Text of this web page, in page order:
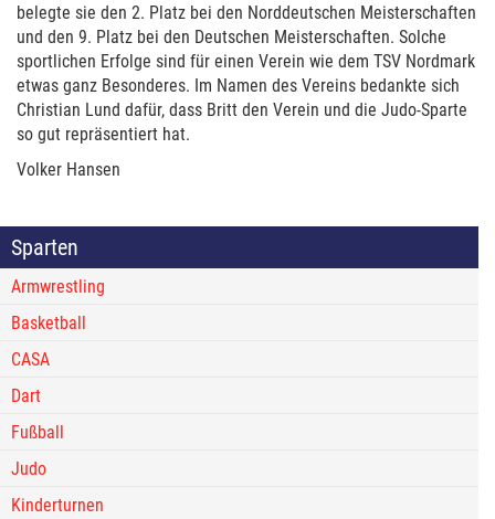
belegte sie den 2. Platz bei den Norddeutschen Meisterschaften
und den 9. Platz bei den Deutschen Meisterschaften. Solche
sportlichen Erfolge sind für einen Verein wie dem TSV Nordmark
etwas ganz Besonderes. Im Namen des Vereins bedankte sich
Christian Lund dafür, dass Britt den Verein und die Judo-Sparte
so gut repräsentiert hat.
Volker Hansen
Sparten
Armwrestling
Basketball
CASA
Dart
Fußball
Judo
Kinderturnen